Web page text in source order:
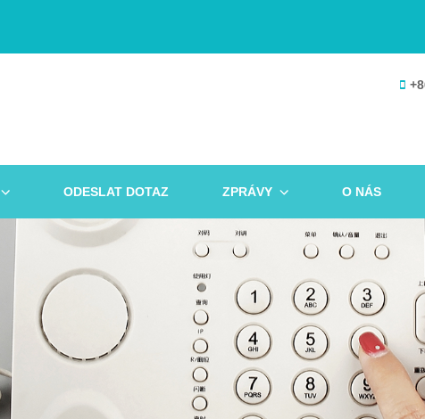
ODESLAT DOTAZ ZPRÁVY O NÁS